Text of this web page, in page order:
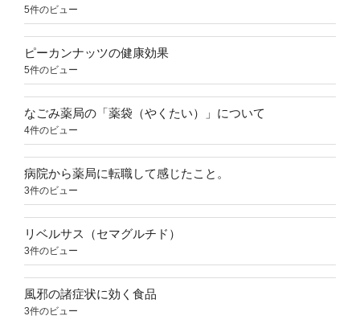
5件のビュー
ピーカンナッツの健康効果
5件のビュー
なごみ薬局の「薬袋（やくたい）」について
4件のビュー
病院から薬局に転職して感じたこと。
3件のビュー
リベルサス（セマグルチド）
3件のビュー
風邪の諸症状に効く食品
3件のビュー